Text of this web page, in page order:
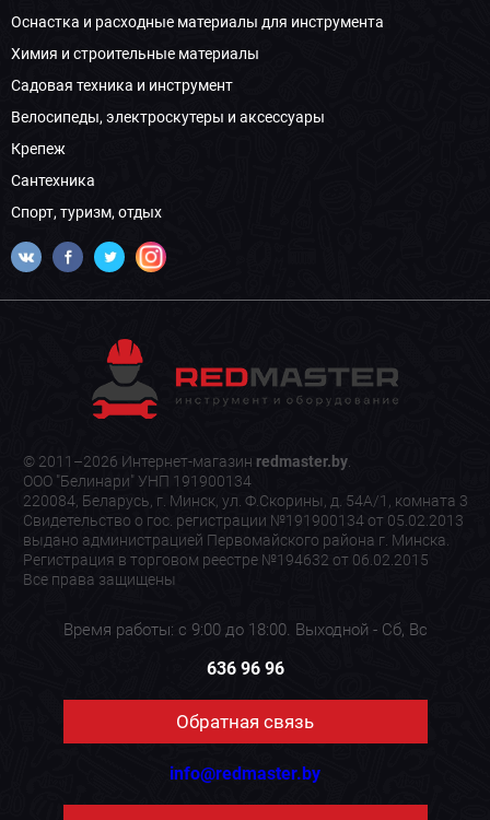
Оснастка и расходные материалы для инструмента
Химия и строительные материалы
Садовая техника и инструмент
Велосипеды, электроскутеры и аксессуары
Крепеж
Сантехника
Спорт, туризм, отдых
© 2011–2026 Интернет-магазин redmaster.by.
ООО "Белинари" УНП 191900134
220084, Беларусь, г. Минск, ул. Ф.Скорины, д. 54А/1, комната 3
Свидетельство о гос. регистрации №191900134 от 05.02.2013
выдано администрацией Первомайского района г. Минска.
Регистрация в торговом реестре №194632 от 06.02.2015
Все права защищены
Время работы: с 9:00 до 18:00. Выходной - Сб, Вс
636 96 96
Обратная связь
info@redmaster.by